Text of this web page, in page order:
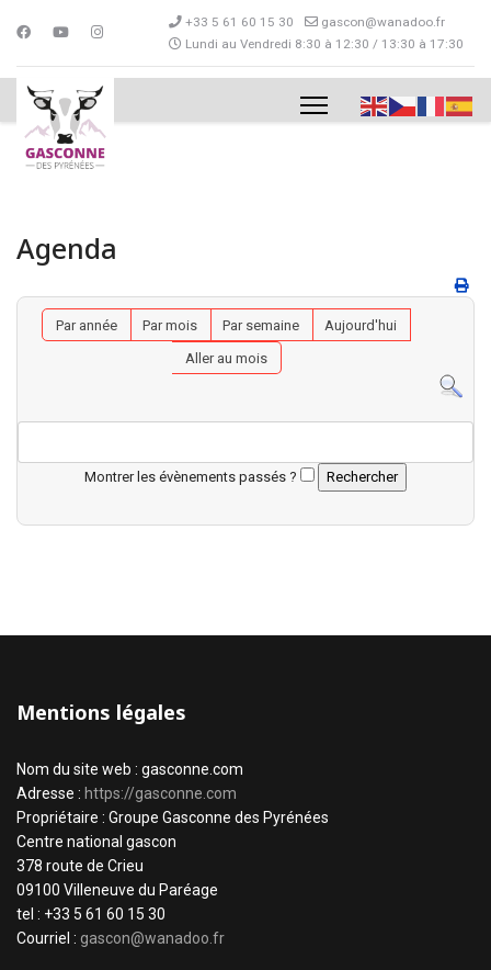
+33 5 61 60 15 30
gascon@wanadoo.fr
Lundi au Vendredi 8:30 à 12:30 / 13:30 à 17:30
Agenda
Par année Par mois Par semaine
Aujourd'hui
Aller au mois
Montrer les évènements passés ?
Mentions légales
Nom du site web : gasconne.com
Adresse : https://gasconne.com
Propriétaire : Groupe Gasconne des Pyrénées
Centre national gascon
378 route de Crieu
09100 Villeneuve du Paréage
tel : +33 5 61 60 15 30
Courriel : gascon@wanadoo.fr